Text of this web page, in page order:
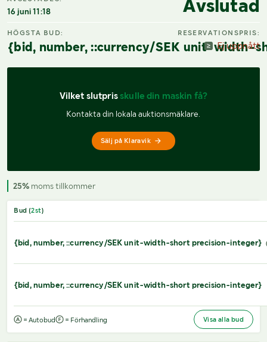
16 juni 11:18 Avslutad
HÖGSTA BUD:
{bid, number, ::currency/SEK unit-width-
RESERVATIONSPRIS:
Ej uppnått
Vilket slutpris skulle din maskin få?
Kontakta din lokala auktionsmäklare.
Sälj på Klaravik
25% moms tillkommer
Bud (2st)
{bid, number, ::currency/SEK unit-width-short precision-integer}
{bid, number, ::currency/SEK unit-width-short precision-integer}
= Autobud = Förhandling Visa alla bud